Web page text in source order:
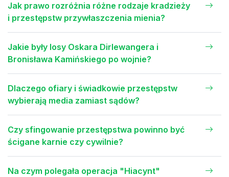
Jak prawo rozróżnia różne rodzaje kradzieży
i przestępstw przywłaszczenia mienia?
Jakie były losy Oskara Dirlewangera i
Bronisława Kamińskiego po wojnie?
Dlaczego ofiary i świadkowie przestępstw
wybierają media zamiast sądów?
Czy sfingowanie przestępstwa powinno być
ścigane karnie czy cywilnie?
Na czym polegała operacja "Hiacynt"